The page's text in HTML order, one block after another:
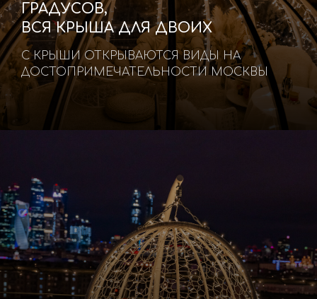
ГРАДУСОВ,
ВСЯ КРЫША ДЛЯ ДВОИХ
С КРЫШИ ОТКРЫВАЮТСЯ ВИДЫ НА
ДОСТОПРИМЕЧАТЕЛЬНОСТИ МОСКВЫ